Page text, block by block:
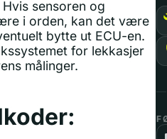
sensoren og
i orden, kan det være
bytte ut ECU-en.
for lekkasjer
målinger.